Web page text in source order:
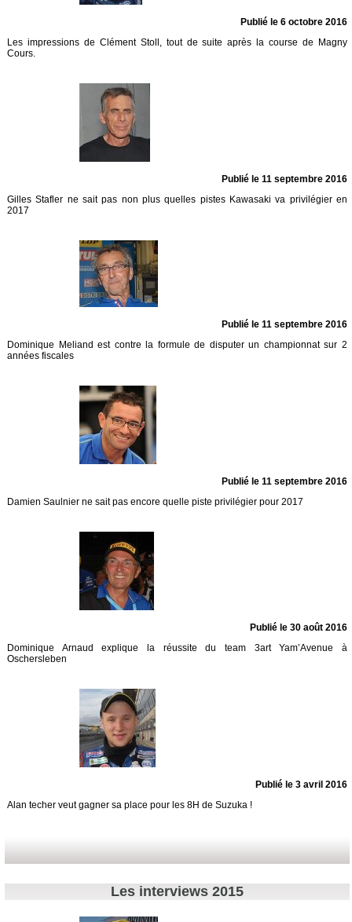
Publié le 6 octobre 2016
Les impressions de Clément Stoll, tout de suite après la course de Magny
Cours.
Publié le 11 septembre 2016
Gilles Stafler ne sait pas non plus quelles pistes Kawasaki va privilégier en
2017
Publié le 11 septembre 2016
Dominique Meliand est contre la formule de disputer un championnat sur 2
années fiscales
Publié le 11 septembre 2016
Damien Saulnier ne sait pas encore quelle piste privilégier pour 2017
Publié le 30 août 2016
Dominique Arnaud explique la réussite du team 3art Yam’Avenue à
Oschersleben
Publié le 3 avril 2016
Alan techer veut gagner sa place pour les 8H de Suzuka !
Les interviews 2015